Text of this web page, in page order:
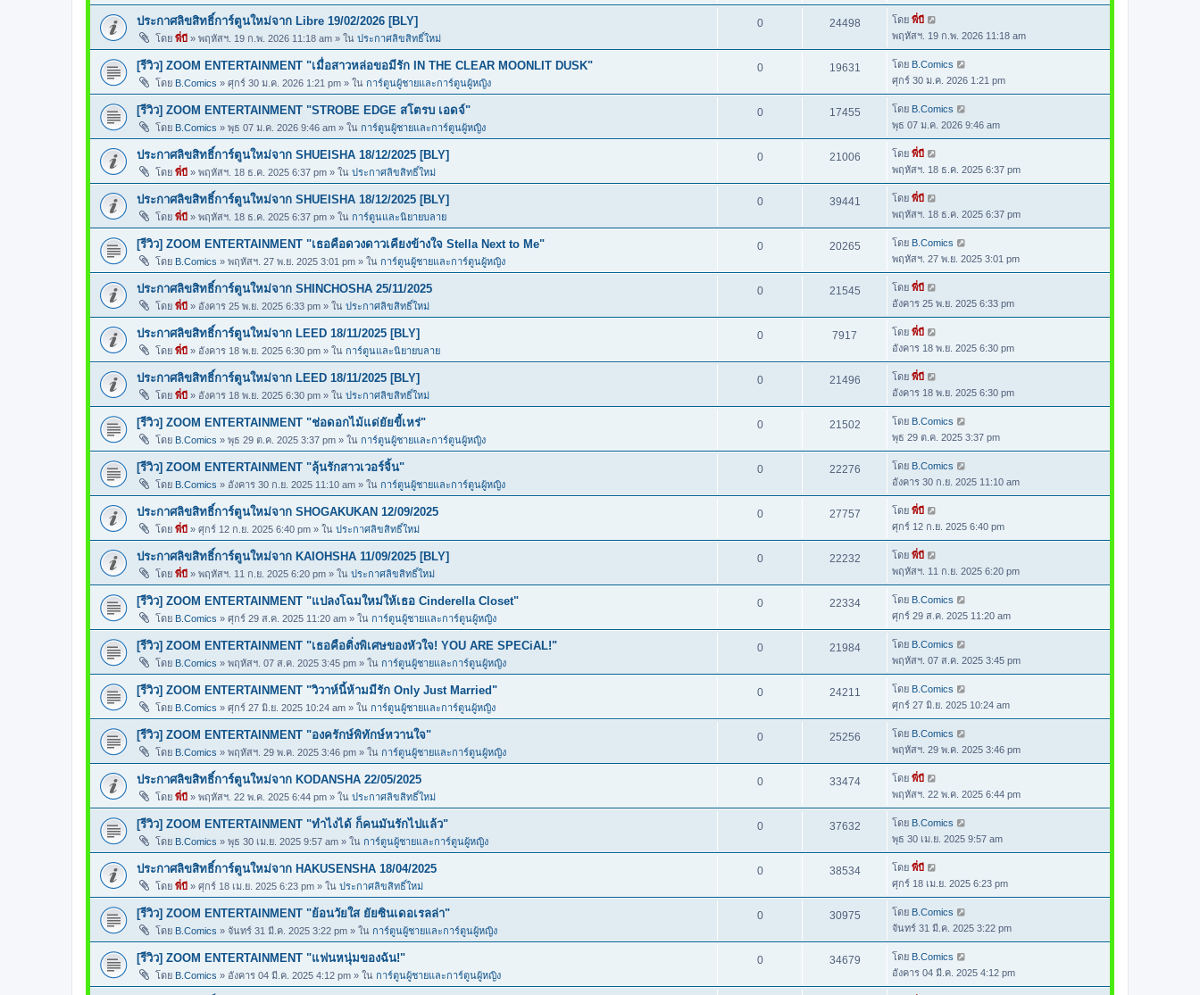
ประกาศลิขสิทธิ์การ์ตูนใหม่จาก Libre 19/02/2026 [BLY]
โดย พี่บี » พฤหัสฯ. 19 ก.พ. 2026 11:18 am » ใน ประกาศลิขสิทธิ์ใหม่
0 24498 โดย พี่บี
พฤหัสฯ. 19 ก.พ. 2026 11:18 am
[รีวิว] ZOOM ENTERTAINMENT "เมื่อสาวหล่อขอมีรัก IN THE CLEAR MOONLIT DUSK"
โดย B.Comics » ศุกร์ 30 ม.ค. 2026 1:21 pm » ใน การ์ตูนผู้ชายและการ์ตูนผู้หญิง
0 19631 โดย B.Comics
ศุกร์ 30 ม.ค. 2026 1:21 pm
[รีวิว] ZOOM ENTERTAINMENT "STROBE EDGE สโตรบ เอดจ์"
โดย B.Comics » พุธ 07 ม.ค. 2026 9:46 am » ใน การ์ตูนผู้ชายและการ์ตูนผู้หญิง
0 17455 โดย B.Comics
พุธ 07 ม.ค. 2026 9:46 am
ประกาศลิขสิทธิ์การ์ตูนใหม่จาก SHUEISHA 18/12/2025 [BLY]
โดย พี่บี » พฤหัสฯ. 18 ธ.ค. 2025 6:37 pm » ใน ประกาศลิขสิทธิ์ใหม่
0 21006 โดย พี่บี
พฤหัสฯ. 18 ธ.ค. 2025 6:37 pm
ประกาศลิขสิทธิ์การ์ตูนใหม่จาก SHUEISHA 18/12/2025 [BLY]
โดย พี่บี » พฤหัสฯ. 18 ธ.ค. 2025 6:37 pm » ใน การ์ตูนและนิยายบลาย
0 39441 โดย พี่บี
พฤหัสฯ. 18 ธ.ค. 2025 6:37 pm
[รีวิว] ZOOM ENTERTAINMENT "เธอคือดวงดาวเคียงข้างใจ Stella Next to Me"
โดย B.Comics » พฤหัสฯ. 27 พ.ย. 2025 3:01 pm » ใน การ์ตูนผู้ชายและการ์ตูนผู้หญิง
0 20265 โดย B.Comics
พฤหัสฯ. 27 พ.ย. 2025 3:01 pm
ประกาศลิขสิทธิ์การ์ตูนใหม่จาก SHINCHOSHA 25/11/2025
โดย พี่บี » อังคาร 25 พ.ย. 2025 6:33 pm » ใน ประกาศลิขสิทธิ์ใหม่
0 21545 โดย พี่บี
อังคาร 25 พ.ย. 2025 6:33 pm
ประกาศลิขสิทธิ์การ์ตูนใหม่จาก LEED 18/11/2025 [BLY]
โดย พี่บี » อังคาร 18 พ.ย. 2025 6:30 pm » ใน การ์ตูนและนิยายบลาย
0 7917 โดย พี่บี
อังคาร 18 พ.ย. 2025 6:30 pm
ประกาศลิขสิทธิ์การ์ตูนใหม่จาก LEED 18/11/2025 [BLY]
โดย พี่บี » อังคาร 18 พ.ย. 2025 6:30 pm » ใน ประกาศลิขสิทธิ์ใหม่
0 21496 โดย พี่บี
อังคาร 18 พ.ย. 2025 6:30 pm
[รีวิว] ZOOM ENTERTAINMENT "ช่อดอกไม้แด่ยัยขี้เหร่"
โดย B.Comics » พุธ 29 ต.ค. 2025 3:37 pm » ใน การ์ตูนผู้ชายและการ์ตูนผู้หญิง
0 21502 โดย B.Comics
พุธ 29 ต.ค. 2025 3:37 pm
[รีวิว] ZOOM ENTERTAINMENT "ลุ้นรักสาวเวอร์จิ้น"
โดย B.Comics » อังคาร 30 ก.ย. 2025 11:10 am » ใน การ์ตูนผู้ชายและการ์ตูนผู้หญิง
0 22276 โดย B.Comics
อังคาร 30 ก.ย. 2025 11:10 am
ประกาศลิขสิทธิ์การ์ตูนใหม่จาก SHOGAKUKAN 12/09/2025
โดย พี่บี » ศุกร์ 12 ก.ย. 2025 6:40 pm » ใน ประกาศลิขสิทธิ์ใหม่
0 27757 โดย พี่บี
ศุกร์ 12 ก.ย. 2025 6:40 pm
ประกาศลิขสิทธิ์การ์ตูนใหม่จาก KAIOHSHA 11/09/2025 [BLY]
โดย พี่บี » พฤหัสฯ. 11 ก.ย. 2025 6:20 pm » ใน ประกาศลิขสิทธิ์ใหม่
0 22232 โดย พี่บี
พฤหัสฯ. 11 ก.ย. 2025 6:20 pm
[รีวิว] ZOOM ENTERTAINMENT "แปลงโฉมใหม่ให้เธอ Cinderella Closet"
โดย B.Comics » ศุกร์ 29 ส.ค. 2025 11:20 am » ใน การ์ตูนผู้ชายและการ์ตูนผู้หญิง
0 22334 โดย B.Comics
ศุกร์ 29 ส.ค. 2025 11:20 am
[รีวิว] ZOOM ENTERTAINMENT "เธอคือติ่งพิเศษของหัวใจ! YOU ARE SPECiAL!"
โดย B.Comics » พฤหัสฯ. 07 ส.ค. 2025 3:45 pm » ใน การ์ตูนผู้ชายและการ์ตูนผู้หญิง
0 21984 โดย B.Comics
พฤหัสฯ. 07 ส.ค. 2025 3:45 pm
[รีวิว] ZOOM ENTERTAINMENT "วิวาห์นี้ห้ามมีรัก Only Just Married"
โดย B.Comics » ศุกร์ 27 มิ.ย. 2025 10:24 am » ใน การ์ตูนผู้ชายและการ์ตูนผู้หญิง
0 24211 โดย B.Comics
ศุกร์ 27 มิ.ย. 2025 10:24 am
[รีวิว] ZOOM ENTERTAINMENT "องครักษ์พิทักษ์หวานใจ"
โดย B.Comics » พฤหัสฯ. 29 พ.ค. 2025 3:46 pm » ใน การ์ตูนผู้ชายและการ์ตูนผู้หญิง
0 25256 โดย B.Comics
พฤหัสฯ. 29 พ.ค. 2025 3:46 pm
ประกาศลิขสิทธิ์การ์ตูนใหม่จาก KODANSHA 22/05/2025
โดย พี่บี » พฤหัสฯ. 22 พ.ค. 2025 6:44 pm » ใน ประกาศลิขสิทธิ์ใหม่
0 33474 โดย พี่บี
พฤหัสฯ. 22 พ.ค. 2025 6:44 pm
[รีวิว] ZOOM ENTERTAINMENT "ทำไงได้ ก็คนมันรักไปแล้ว"
โดย B.Comics » พุธ 30 เม.ย. 2025 9:57 am » ใน การ์ตูนผู้ชายและการ์ตูนผู้หญิง
0 37632 โดย B.Comics
พุธ 30 เม.ย. 2025 9:57 am
ประกาศลิขสิทธิ์การ์ตูนใหม่จาก HAKUSENSHA 18/04/2025
โดย พี่บี » ศุกร์ 18 เม.ย. 2025 6:23 pm » ใน ประกาศลิขสิทธิ์ใหม่
0 38534 โดย พี่บี
ศุกร์ 18 เม.ย. 2025 6:23 pm
[รีวิว] ZOOM ENTERTAINMENT "ย้อนวัยใส ยัยซินเดอเรลล่า"
โดย B.Comics » จันทร์ 31 มี.ค. 2025 3:22 pm » ใน การ์ตูนผู้ชายและการ์ตูนผู้หญิง
0 30975 โดย B.Comics
จันทร์ 31 มี.ค. 2025 3:22 pm
[รีวิว] ZOOM ENTERTAINMENT "แฟนหนุ่มของฉัน!"
โดย B.Comics » อังคาร 04 มี.ค. 2025 4:12 pm » ใน การ์ตูนผู้ชายและการ์ตูนผู้หญิง
0 34679 โดย B.Comics
อังคาร 04 มี.ค. 2025 4:12 pm